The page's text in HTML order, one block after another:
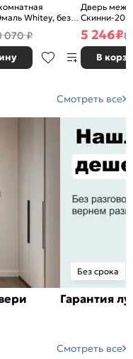
Whitey, без
без стекла,
070 ₽
Дверь
Скинни-20
декора,
без кромки,
5 246₽8
В
Смотреть все
Без срока
Гарантия
Смотреть все